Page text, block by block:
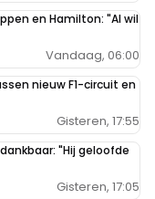
is in het geheel niet
pers niet boos op
zullen ze hun
alles wat
en Hamilton: "Al wil
Vandaag, 06:00
nieuw F1-circuit en
Gisteren, 17:55
"Hij geloofde
Gisteren, 17:05